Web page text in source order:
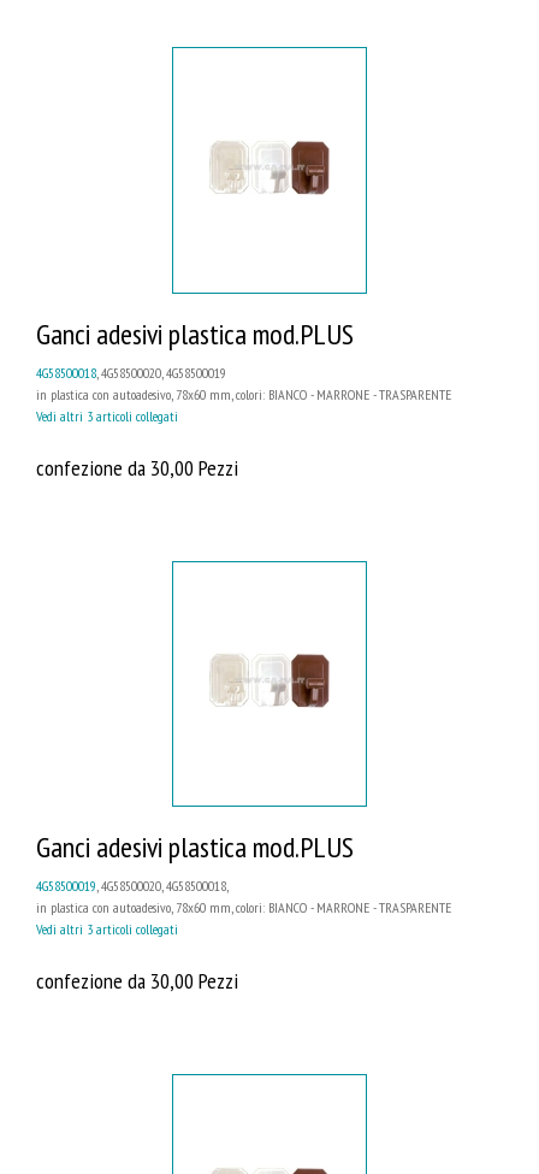
Ganci adesivi plastica mod.PLUS
4G58500018 , 4G58500020, 4G58500019
in plastica con autoadesivo, 78x60 mm, colori: BIANCO - MARRONE - TRASPARENTE
Vedi altri 3 articoli collegati
confezione da 30,00 Pezzi
Ganci adesivi plastica mod.PLUS
4G58500019, 4G58500020, 4G58500018,
in plastica con autoadesivo, 78x60 mm, colori: BIANCO - MARRONE - TRASPARENTE
Vedi altri 3 articoli collegati
confezione da 30,00 Pezzi